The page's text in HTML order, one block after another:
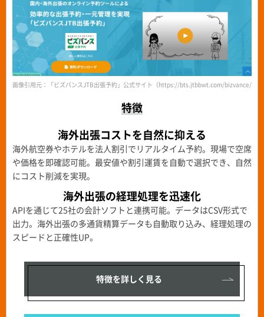
画像引用元：「ビズバンスJTB出張予約」公式サイト（https://bts.jtbbwt.com/bizvance/
特徴
海外出張コストを自然に抑える
海外航空券やホテルを法人割引でリアルタイム予約。現場で空席
や価格を即確認可能。最安値や割引運賃を自動で選択でき、自然
にコスト削減を実現。
海外出張の経理処理を迅速化
APIを通じて25社の会計ソフトと連携可能。データはCSV形式で
出力。海外出張の多通貨精算データも自動取り込み、経理処理の
スピードと正確性UP。
特徴を詳しく見る